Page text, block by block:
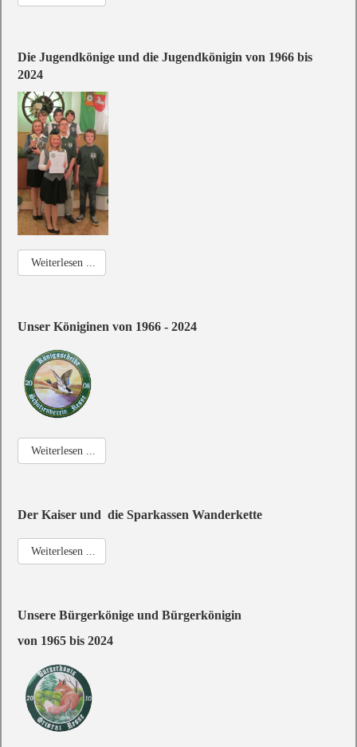
Die Jugendkönige und die Jugendkönigin von 1966 bis
2024
Weiterlesen ...
Unser Königinen von 1966 - 2024
Weiterlesen ...
Der Kaiser und die Sparkassen Wanderkette
Weiterlesen ...
Unsere Bürgerkönige und Bürgerkönigin
von 1965 bis 2024